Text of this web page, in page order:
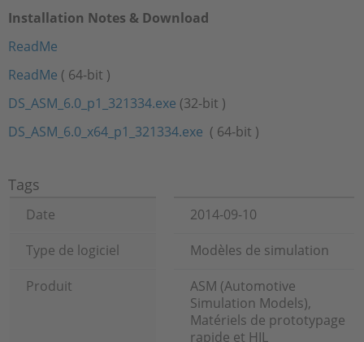
Installation Notes & Download
ReadMe
ReadMe ( 64-bit )
DS_ASM_6.0_p1_321334.exe (32-bit )
DS_ASM_6.0_x64_p1_321334.exe ( 64-bit )
Tags
Date
2014-09-10
Type de logiciel
Modèles de simulation
Produit
ASM (Automotive
Simulation Models),
Matériels de prototypage
rapide et HIL